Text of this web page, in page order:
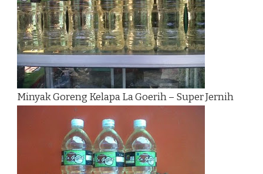
Minyak Goreng Kelapa La Goerih – Super Jernih